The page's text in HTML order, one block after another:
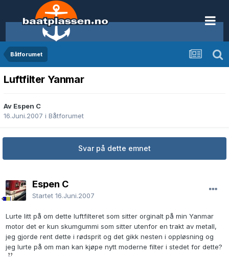
Båtforumet
Luftfilter Yanmar
Av Espen C
16.Juni.2007 i Båtforumet
Svar på dette emnet
Espen C
Startet 16.Juni.2007
Lurte litt på om dette luftfilteret som sitter orginalt på min Yanmar
motor det er kun skumgummi som sitter utenfor en trakt av metall,
jeg gjorde rent dette i rødsprit og det gikk nesten i oppløsning og
jeg lurte på om man kan kjøpe nytt moderne filter i stedet for dette?